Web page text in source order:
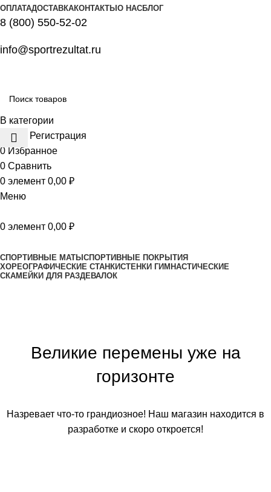
ОПЛАТАДОСТАВКАКОНТАКТЫ О НАСБЛОГ
8 (800) 550-52-02
info@sportrezultat.ru
В категории
Вход / Регистрация
0 Избранное
0 Сравнить
0 элемент 0,00 ₽
Меню
0 элемент 0,00 ₽
СПОРТИВНЫЕ МАТЫ СПОРТИВНЫЕ ПОКРЫТИЯ
ХОРЕОГРАФИЧЕСКИЕ СТАНКИСТЕНКИ ГИМНАСТИЧЕСКИЕ
СКАМЕЙКИ ДЛЯ РАЗДЕВАЛОК
Великие перемены уже на
горизонте
Назревает что-то грандиозное! Наш магазин находится в
разработке и скоро откроется!